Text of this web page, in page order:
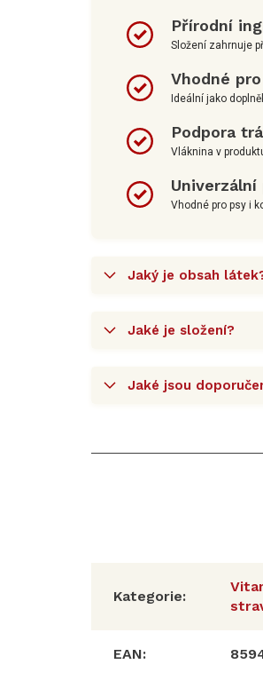
Přírodní
Složení zahrnuje
Vhodné
Ideální jako
Podpora
Vláknina v
Vhodné pro psy i
Jaký je obsah
Jaké je složení?
Jaké jsou
Kategorie:
EAN: